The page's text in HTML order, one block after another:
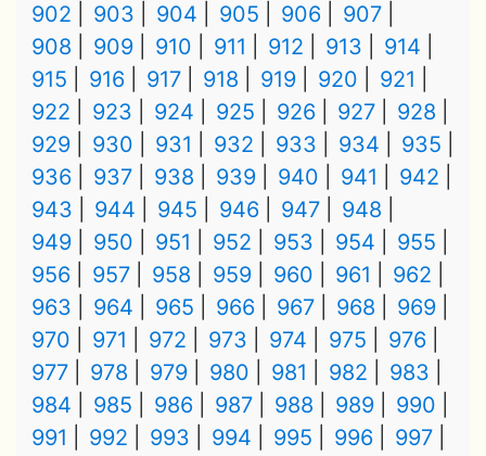
902
903 904 905 906
907
908
909 910 911 912 913
914
915
916 917 918 919 920
921
922
923 924 925 926 927
928
929
930 931 932 933 934
935
936
937 938 939 940 941
942
943
944 945 946 947
948
949
950 951 952 953 954
955
956
957 958 959 960 961
962
963
964 965 966 967 968
969
970
971 972 973 974 975
976
977
978 979 980 981 982
983
984
985 986 987 988 989
990
991
992 993 994 995 996
997